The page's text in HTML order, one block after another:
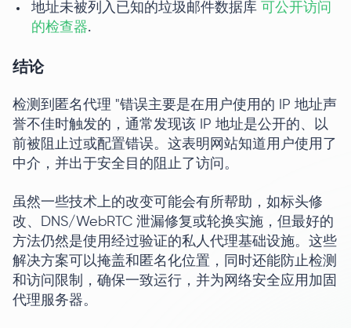
地址未被列入已知的垃圾邮件数据库 可公开访问
的检查器.
结论
检测到匿名代理 "错误主要是在用户使用的 IP 地址声
誉不佳时触发的，通常发现该 IP 地址是公开的、以
前被阻止过或配置错误。这表明网站知道用户使用了
中介，并出于安全目的阻止了访问。
虽然一些技术上的改变可能会有所帮助，如标头修
改、DNS/WebRTC 泄漏修复或轮换实施，但最好的
方法仍然是使用经过验证的私人代理基础设施。这些
解决方案可以掩盖和匿名化位置，同时还能防止检测
和访问限制，确保一致运行，并为网络安全应用加固
代理服务器。